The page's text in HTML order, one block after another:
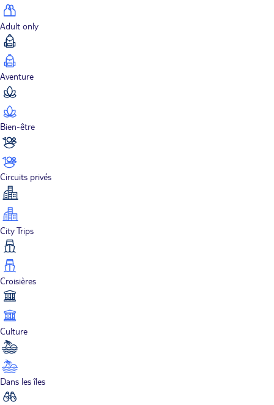
Adult only
Aventure
Bien-être
Circuits privés
City Trips
Croisières
Culture
Dans les îles